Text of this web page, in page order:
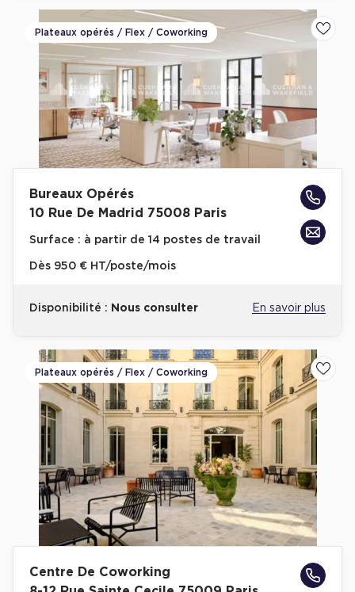
Plateaux opérés / Flex / Coworking
Bureaux Opérés
10 Rue De Madrid 75008 Paris
Surface : à partir de 14 postes de travail
Dès 950 € HT/poste/mois
Disponibilité : Nous consulter En savoir plus
Plateaux opérés / Flex / Coworking
Centre De Coworking